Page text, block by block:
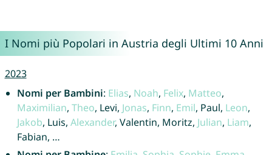
I Nomi più Popolari in Austria degli Ultimi 10 Anni
2023
Nomi per Bambini: Elias, Noah, Felix, Matteo,
Maximilian, Theo, Levi, Jonas, Finn, Emil, Paul, Leon,
Jakob, Luis, Alexander, Valentin, Moritz, Julian, Liam,
Fabian, …